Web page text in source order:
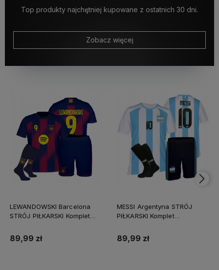
Top produkty najchętniej kupowane z ostatnich 30 dni.
Zobacz więcej
LEWANDOWSKI Barcelona
STRÓJ PIŁKARSKI Komplet
+GETRY
89,99 zł
MESSI Argentyna STRÓJ
PIŁKARSKI Komplet
GETRY
89,99 zł